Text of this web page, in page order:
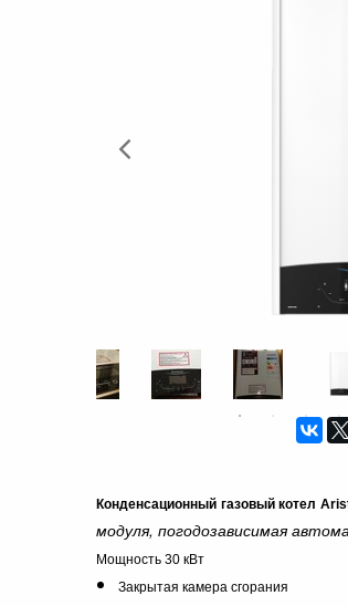
Конденсационный газовый котел
модуля, погодозависимая
Мощность 30 кВт
Закрытая камера сгорания